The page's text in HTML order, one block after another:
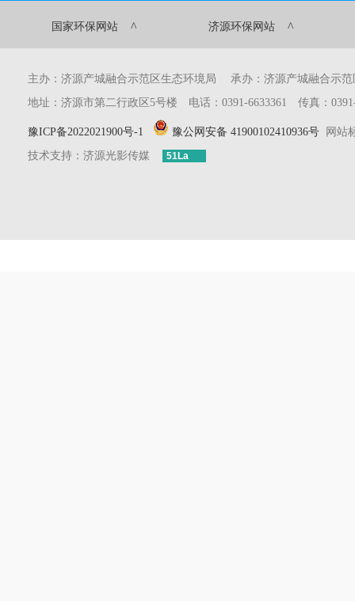
国家环保网站 ^ 济源环保网站 ^
主办：济源产城融合示范区生态环境局 承办：济源产城融合
地址：济源市第二行政区5号楼 电话：0391-6633361 传真：
豫ICP备2022021900号-1 豫公网安备 41900102410936号 网站
技术支持：济源光影传媒
51La